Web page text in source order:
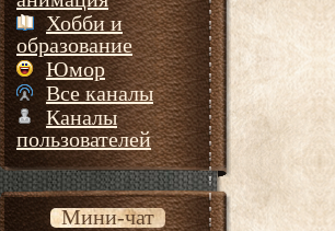
Хобби и
образование
Юмор
Все каналы
Каналы
пользователей
Мини-чат